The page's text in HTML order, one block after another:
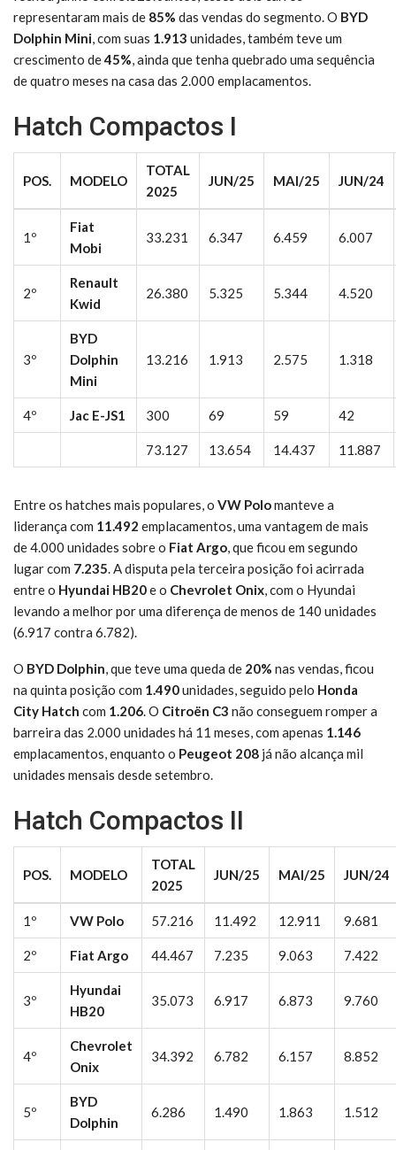
representaram mais de 85% das vendas do segmento. O BYD
Dolphin Mini, com suas 1.913 unidades, também teve um
crescimento de45%, ainda que tenha quebrado uma sequência
de quatro meses na casa das 2.000 emplacamentos.
Hatch Compactos I
POS. MODELO
TOTAL
2025
JUN/25 MAI/25 JUN/24
1º
Fiat
Mobi
33.231 6.347 6.459 6.007
2º
Renault
Kwid
26.380 5.325 5.344 4.520
3º
BYD
Dolphin
Mini
13.216 1.913 2.575 1.318
4º Jac E-JS1 300 69 59 42
73.127 13.654 14.437 11.887
Entre os hatches mais populares, o VW Polomanteve a
liderança com 11.492 emplacamentos, uma vantagem de mais
de 4.000 unidades sobre o Fiat Argo, que ficou em segundo
lugar com 7.235. A disputa pela terceira posição foi acirrada
entre o Hyundai HB20e o Chevrolet Onix, com o Hyundai
levando a melhor por uma diferença de menos de 140 unidades
(6.917 contra 6.782).
O BYD Dolphin, que teve uma queda de 20% nas vendas, ficou
na quinta posição com 1.490unidades, seguido pelo Honda
City Hatch com 1.206. O Citroën C3 não conseguem romper a
barreira das 2.000 unidades há 11 meses, com apenas 1.146
emplacamentos, enquanto o Peugeot 208 já não alcança mil
unidades mensais desde setembro.
Hatch Compactos II
POS. MODELO
TOTAL
2025
JUN/25 MAI/25 JUN/24
1º VW Polo 57.216 11.492 12.911 9.681
2º Fiat Argo 44.467 7.235 9.063 7.422
3º
Hyundai
HB20
35.073 6.917 6.873 9.760
4º
Chevrolet
Onix
34.392 6.782 6.157 8.852
5º
BYD
Dolphin
6.286 1.490 1.863 1.512